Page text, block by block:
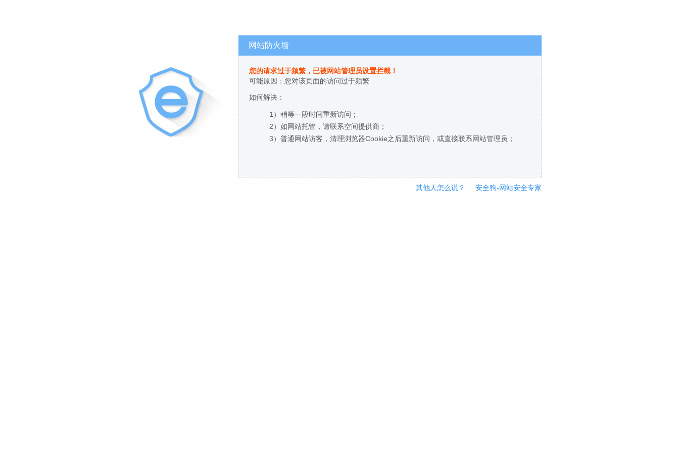
网站防火墙
您的请求过于频繁，已被网站管理员设置拦截！
可能原因：您对该页面的访问过于频繁
如何解决：
1）稍等一段时间重新访问；
2）如网站托管，请联系空间提供商；
3）普通网站访客，清理浏览器Cookie之后重新访问，或直接联系网站管理员；
其他人怎么说？ 安全狗-网站安全专家